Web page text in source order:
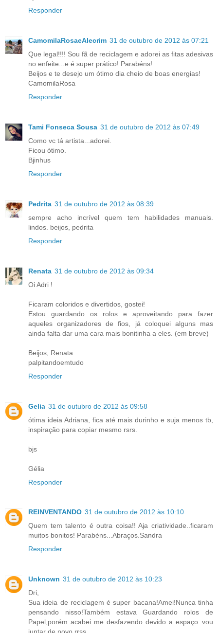
Responder
CamomilaRosaeAlecrim 31 de outubro de 2012 às 07:21
Que legal!!!! Sou fã de reciclagem e adorei as fitas adesivas
no enfeite...e é super prático! Parabéns!
Beijos e te desejo um ótimo dia cheio de boas energias!
CamomilaRosa
Responder
Tami Fonseca Sousa 31 de outubro de 2012 às 07:49
Como vc tá artista...adorei.
Ficou ótimo.
Bjinhus
Responder
Pedrita 31 de outubro de 2012 às 08:39
sempre acho incrível quem tem habilidades manuais.
lindos. beijos, pedrita
Responder
Renata 31 de outubro de 2012 às 09:34
Oi Adri !
Ficaram coloridos e divertidos, gostei!
Estou guardando os rolos e aproveitando para fazer
aqueles organizadores de fios, já coloquei alguns mas
ainda falta dar uma cara mais bonitinha a eles. (em breve)
Beijos, Renata
palpitandoemtudo
Responder
Gelia 31 de outubro de 2012 às 09:58
ótima ideia Adriana, fica até mais durinho e suja menos tb,
inspiração para copiar mesmo rsrs.
bjs
Gélia
Responder
REINVENTANDO 31 de outubro de 2012 às 10:10
Quem tem talento é outra coisa!! Aja criatividade..ficaram
muitos bonitos! Parabéns...Abraços.Sandra
Responder
Unknown 31 de outubro de 2012 às 10:23
Dri,
Sua ideia de reciclagem é super bacana!Amei!Nunca tinha
pensando nisso!Também estava Guardando rolos de
Papel,porém acabei me desfazendo devido a espaço..vou